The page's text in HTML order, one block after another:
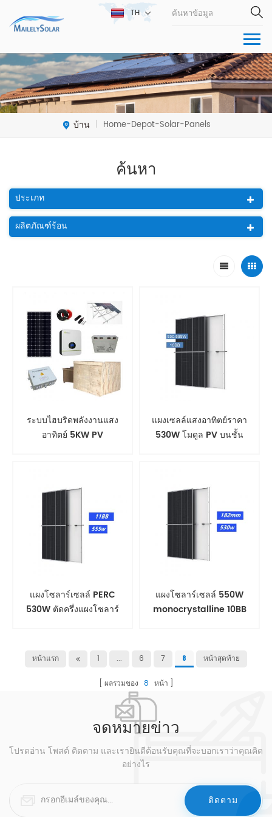
TH
บ้าน | Home-Depot-Solar-Panels
ค้นหา
ประเภท
ผลิตภัณฑ์ร้อน
ระบบไฮบริดพลังงานแสง
อาทิตย์ 5KW PV
แผงเซลล์แสงอาทิตย์ราคา
530W โมดูล PV บนชั้น
แผงโซลาร์เซลล์ PERC
530W ตัดครึ่งแผงโซลาร์
แผงโซลาร์เซลล์ 550W
monocrystalline 10BB
หน้าแรก 1 ... 6 7 8 หน้าสุดท้าย
ผลรวมของ 8 หน้า
จดหมายข่าว
โปรดอ่าน โพสต์ ติดตาม และเรายินดีต้อนรับคุณที่จะบอกเราว่าคุณคิด
อย่างไร